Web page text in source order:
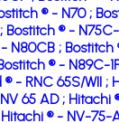
® - N70 ;
Bostitch ® -
N80CB ; Bostitch
® - N89C-
- RNC 65S/WII ;
65 AD ; Hitachi
Hitachi ® - NV-75-